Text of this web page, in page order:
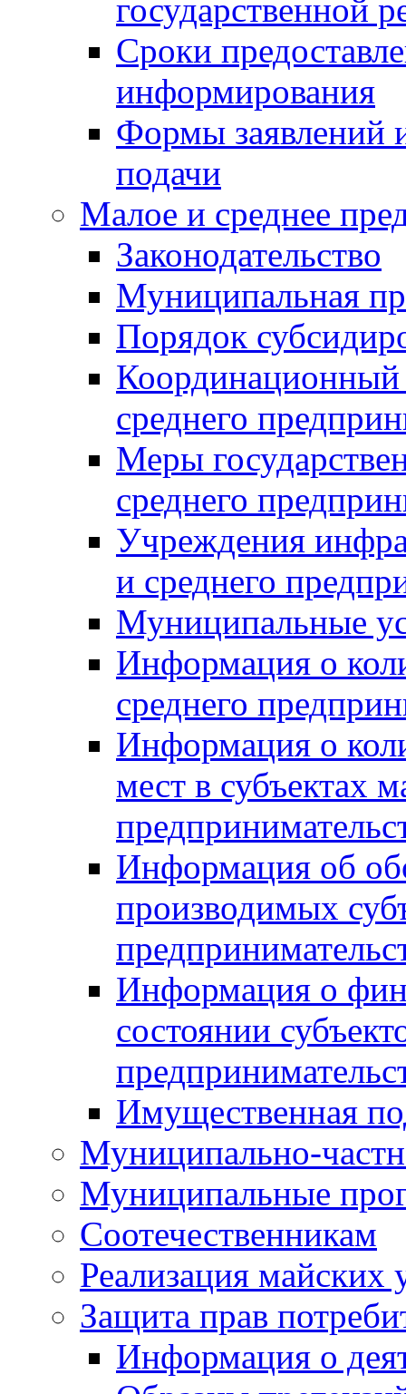
государственной
Сроки
информирования
Формы заявлений
подачи
Малое и среднее
Законодательство
Муниципальная
Порядок
Координационный
среднего
Меры
среднего
Учреждения
и среднего
Муниципальные
Информация о
среднего
Информация о
мест в субъектах
Информация об
производимых
Информация о
состоянии
Имущественная
Муниципально-
Муниципальные
Соотечественникам
Реализация майских
Защита прав
Информация о